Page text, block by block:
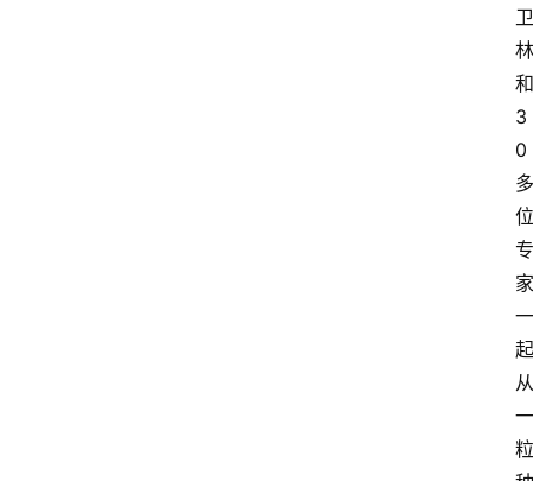
卫
林
和
3
0
多
位
专
家
一
起
从
一
粒